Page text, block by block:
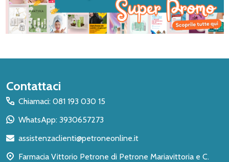
Inizio
del
piè
pagina
Contattaci
Chiamaci: 081 193 030 15
WhatsApp: 3930657273
assistenzaclienti@petroneonline.it
Farmacia Vittorio Petrone di Petrone Mariavittoria e C.